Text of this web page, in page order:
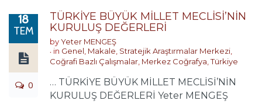
18
TEM
0
TÜRKİYE BÜYÜK MİLLET MECLİSİ’NİN
KURULUŞ DEĞERLERİ
byYeter MENGEŞ
in Genel Makale Stratejik Araştırmalar Merkezi
Coğrafi Bazlı Çalışmalar Merkez Coğrafya ,Türkiye
… TÜRKİYE BÜYÜK MİLLET MECLİSİ’NİN
KURULUŞ DEĞERLERİ Yeter MENGEŞ